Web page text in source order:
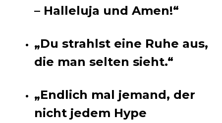
– Halleluja und Amen!“
„Du strahlst eine Ruhe aus,
die man selten sieht.“
„Endlich mal jemand, der
nicht jedem Hype